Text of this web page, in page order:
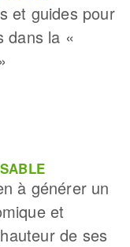
et guides pour
dans la «
à générer un
et
de ses